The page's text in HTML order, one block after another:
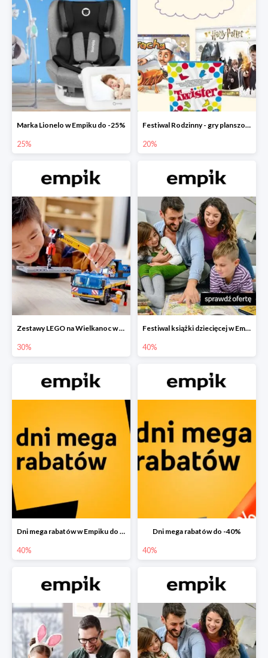
Marka Lionelo w Empiku do -25%
25%
Festiwal Rodzinny - gry planszowe w Empiku do -20%
20%
Zestawy LEGO na Wielkanoc w Empiku do -30%
30%
Festiwal książki dziecięcej w Empiku do -40%
40%
Dni mega rabatów w Empiku do -40%
40%
Dni mega rabatów do -40%
40%